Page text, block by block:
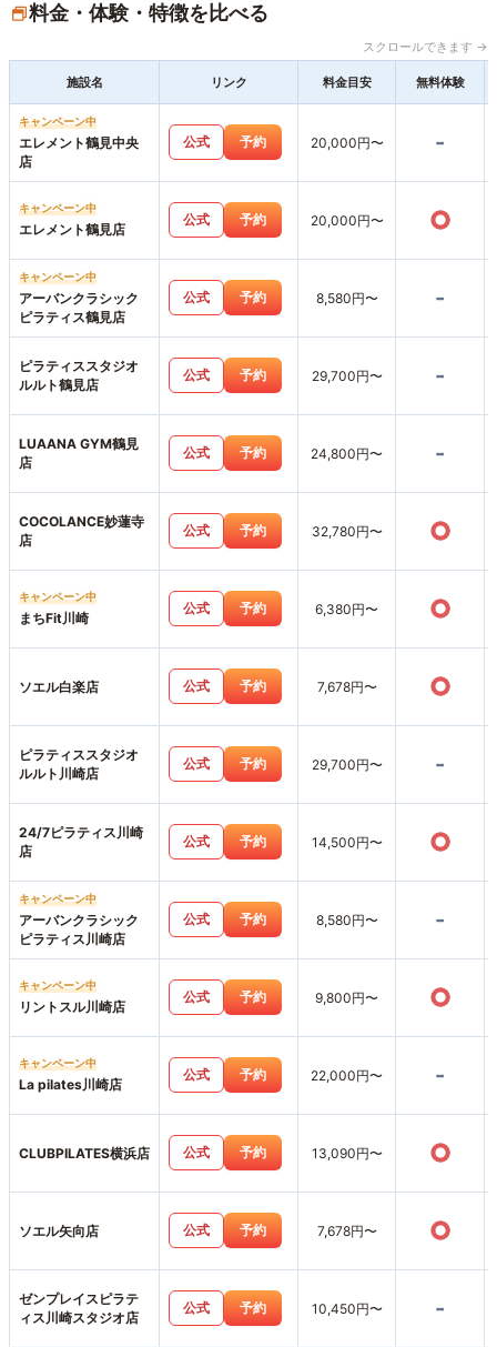
料金・体験・特徴を比べる
スクロールできます →
施設名 リンク 料金目安 無料体験
キャンペーン中
エレメント鶴見中央
店
公式 予約 20,000円〜 -
キャンペーン中
エレメント鶴見店
公式 予約 20,000円〜 ○
キャンペーン中
アーバンクラシック
ピラティス鶴見店
公式 予約 8,580円〜 -
ピラティススタジオ
ルルト鶴見店
公式 予約 29,700円〜 -
LUAANA GYM鶴見
店
公式 予約 24,800円〜 -
COCOLANCE妙蓮寺
店
公式 予約 32,780円〜 ○
キャンペーン中
まちFit川崎
公式 予約 6,380円〜 ○
ソエル白楽店 公式 予約 7,678円〜 ○
ピラティススタジオ
ルルト川崎店
公式 予約 29,700円〜 -
24/7ピラティス川崎
店
公式 予約 14,500円〜 ○
キャンペーン中
アーバンクラシック
ピラティス川崎店
公式 予約 8,580円〜 -
キャンペーン中
リントスル川崎店
公式 予約 9,800円〜 ○
キャンペーン中
La pilates川崎店
公式 予約 22,000円〜 -
CLUBPILATES横浜店 公式 予約 13,090円〜 ○
ソエル矢向店 公式 予約 7,678円〜 ○
ゼンプレイスピラテ
ィス川崎スタジオ店
公式 予約 10,450円〜 -